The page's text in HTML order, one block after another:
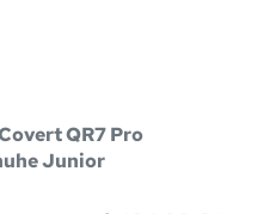
QR7 Pro
Junior